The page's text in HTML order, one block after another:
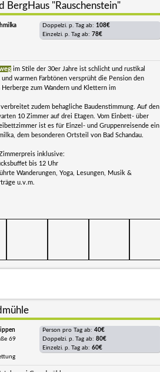
BergHaus "Rauschenstein"
Doppelzi. p. Tag ab: 108€
Einzelzi. p. Tag ab: 78€
im Stile der 30er Jahre ist schlicht und rustikal
warmen Farbtönen versprüht die Pension den
zum Wandern und Klettern im
zudem behagliche Baudenstimmung. Auf den
10 Zimmer auf drei Etagen. Vom Einbett- über
ist es für Einzel- und Gruppenreisende ein
dem besonderen Ortsteil von Bad Schandau.
inklusive:
bis 12 Uhr
Wanderungen, Yoga, Lesungen, Musik &
u.v.m.
69
Person pro Tag ab: 40€
Doppelzi. p. Tag ab: 80€
Einzelzi. p. Tag ab: 60€